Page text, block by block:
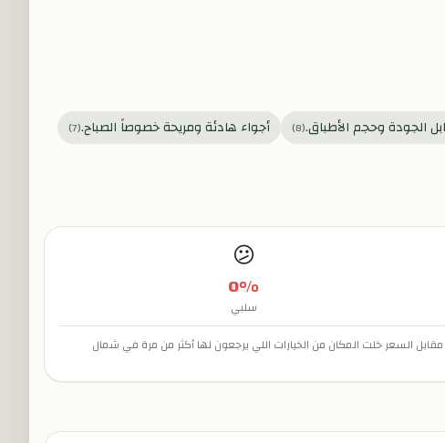
الجودة وحجم الأطباق.(
8
) أجواء هادئة ومريحة خصوصاً الصباح.(
7
)
😕
0%
سلبي
السعر خلت المكان من الخيارات اللي يرجعون لها أكثر من مرة في شمال